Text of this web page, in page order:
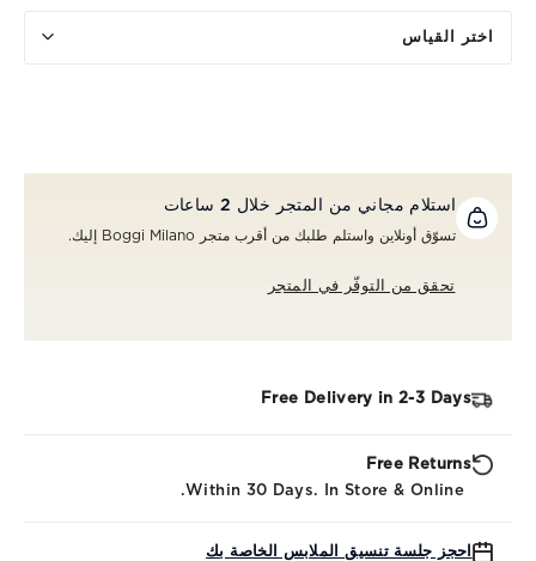
اختر القياس
استلام مجاني من المتجر خلال 2 ساعات
تسوّق أونلاين واستلم طلبك من أقرب متجر Boggi Milano إليك.
تحقق من التوفّر في المتجر
Free Delivery in 2-3 Days
Free Returns
Within 30 Days. In Store & Online.
احجز جلسة تنسيق الملابس الخاصة بك